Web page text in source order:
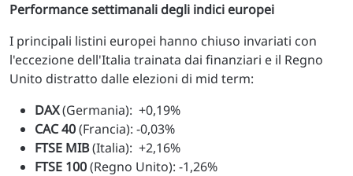
Performance settimanali degli indici europei
I principali listini europei hanno chiuso invariati con
l'eccezione dell'Italia trainata dai finanziari e il Regno
Unito distratto dalle elezioni di mid term:
DAX(Germania): +0,19%
CAC 40(Francia): -0,03%
FTSE MIB(Italia): +2,16%
FTSE 100(Regno Unito): -1,26%